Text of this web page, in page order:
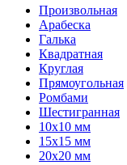
Произвольная
Арабеска
Галька
Квадратная
Круглая
Прямоугольная
Ромбами
Шестигранная
10х10 мм
15х15 мм
20х20 мм